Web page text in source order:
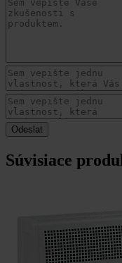
Súvisiace